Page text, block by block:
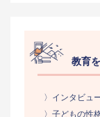
教育
〉インタビュ
〉子どもの性